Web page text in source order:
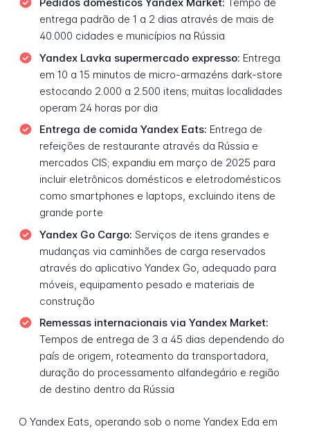
entrega padrão de 1 a 2 dias através de mais de
40.000 cidades e municípios na Rússia
Yandex Lavka supermercado expresso: Entrega
em 10 a 15 minutos de micro-armazéns dark-store
estocando 2.000 a 2.500 itens; muitas localidades
operam 24 horas por dia
Entrega de comida Yandex Eats: Entrega de
refeições de restaurante através da Rússia e
mercados CIS; expandiu em março de 2025 para
incluir eletrônicos domésticos e eletrodomésticos
como smartphones e laptops, excluindo itens de
grande porte
Yandex Go Cargo: Serviços de itens grandes e
mudanças via caminhões de carga reservados
através do aplicativo Yandex Go, adequado para
móveis, equipamento pesado e materiais de
construção
Remessas internacionais via Yandex Market:
Tempos de entrega de 3 a 45 dias dependendo do
país de origem, roteamento da transportadora,
duração do processamento alfandegário e região
de destino dentro da Rússia
O Yandex Eats, operando sob o nome Yandex Eda em